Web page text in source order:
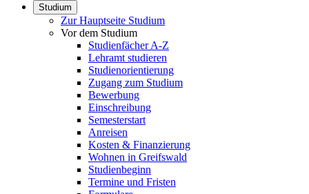
Studium
Zur Hauptseite Studium
Vor dem Studium
Studienfächer A-Z
Lehramt studieren
Studienorientierung
Zugang zum Studium
Bewerbung
Einschreibung
Semesterstart
Anreisen
Kosten & Finanzierung
Wohnen in Greifswald
Studienbeginn
Termine und Fristen